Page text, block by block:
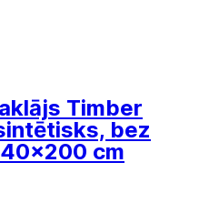
Timber
bez
cm